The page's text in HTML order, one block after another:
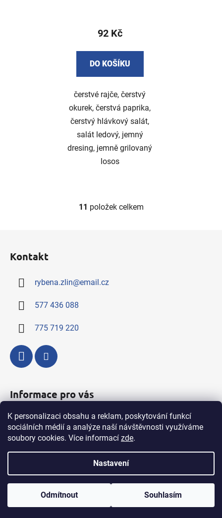
K personalizaci obsahu a reklam, poskytování funkcí
sociálních médií a analýze naší návštěvnosti využíváme
soubory cookies. Více informací zde.
Nastavení
Odmítnout Souhlasím
92 Kč
DO KOŠÍKU
čerstvé rajče, čerstvý
okurek, čerstvá paprika,
čerstvý hlávkový salát,
salát ledový, jemný
dresing, jemně grilovaný
losos
O
s
11 položek celkem
Kontakt
rybena.zlin@email.cz
577 436 088
775 719 220
Informace pro vás
Kompletní nabídka výrobků a služeb
Obchodní podmínky
Vytvořil Shoptet
Copyright 2026Rybena
. Všechna práva vyhrazena.
Upravit nastavení cookies